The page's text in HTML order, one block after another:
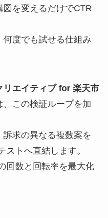
図を変えるだけでCTR
度でも試せる仕組み
リエイティブ for 楽天市
、この検証ループを加
求の異なる複数案を
ストへ直結します。
回数と回転率を最大化